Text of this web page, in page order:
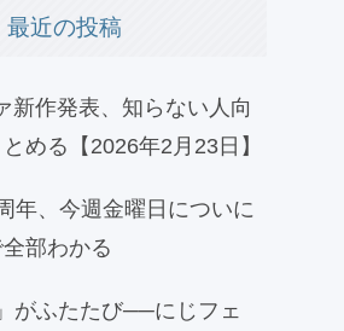
最近の投稿
新作発表、知らない人向
める【2026年2月23日】
年、今週金曜日についに
部わかる
がふたたび──にじフェ